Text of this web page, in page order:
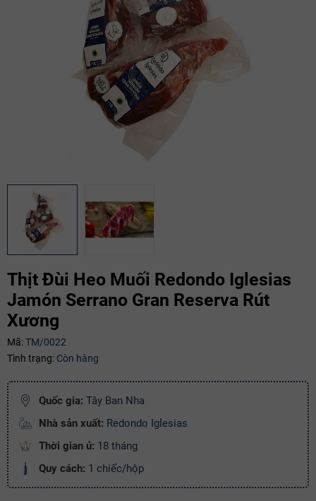
Thịt Đùi Heo Muối Redondo Iglesias
Jamón Serrano Gran Reserva Rút
Xương
Mã:TM/0022
Tình trạng: Còn hàng
Quốc gia: Tây Ban Nha
Nhà sản xuất: Redondo Iglesias
Thời gian ủ: 18 tháng
Quy cách: 1 chiếc/hộp
Mã giảm giá:
Điều kiện:
Copy mã và nhập mã ở trangTHANH TOÁN